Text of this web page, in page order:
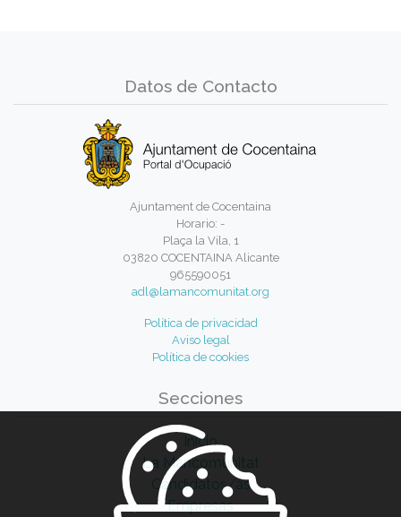
Datos de Contacto
Ajuntament de Cocentaina
Horario: -
Plaça la Vila, 1
03820 COCENTAINA Alicante
965590051
adl@lamancomunitat.org
Política de privacidad
Aviso legal
Política de cookies
Secciones
Inicio
La Mancomunitat
Candidatos/as
Empresas